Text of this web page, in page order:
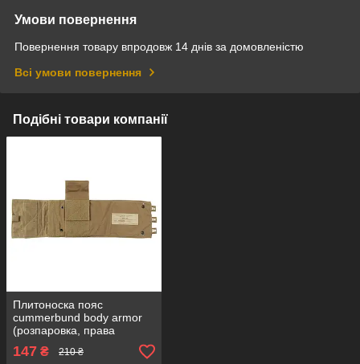
Умови повернення
Повернення товару впродовж 14 днів за домовленістю
Всі умови повернення
Подібні товари компанії
Плитоноска пояс
сummerbund body armor
(розпаровка, права
частина) койот, Cordura
США
147 ₴ 210 ₴